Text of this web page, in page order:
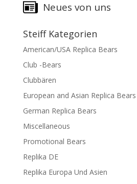
Neues von uns
Steiff Kategorien
American/USA Replica Bears
Club -Bears
Clubbären
European and Asian Replica Bears
German Replica Bears
Miscellaneous
Promotional Bears
Replika DE
Replika Europa Und Asien